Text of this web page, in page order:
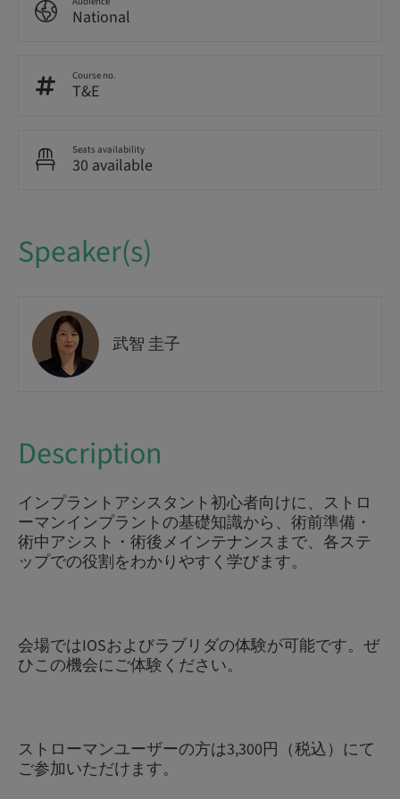
National
Course no.
T&E
Seats availability
30 available
Speaker(s)
武智 圭子
Description
インプラントアシスタント初心者向けに、ストロ
ーマンインプラントの基礎知識から、術前準備・
術中アシスト・術後メインテナンスまで、各ステ
ップでの役割をわかりやすく学びます。
会場ではIOSおよびラブリダの体験が可能です。ぜ
ひこの機会にご体験ください。
ストローマンユーザーの方は3,300円（税込）にて
ご参加いただけます。